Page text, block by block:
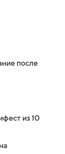
после
из 10